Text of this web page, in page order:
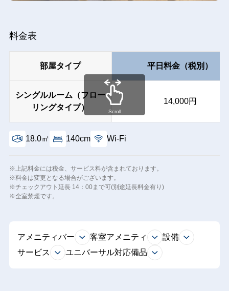
料金表
部屋タイプ 平日料金（税別）
シングルルーム（フロー
リングタイプ）
14,000円
Scroll
18.0㎡ 140cm Wi-Fi
※上記料金には税金、サービス料が含まれております。
※料金は変更となる場合がございます。
※チェックアウト延長 14：00まで可(別途延長料金有り)
※全室禁煙です。
アメニティバー 客室アメニティ
設備
サービス
ユニバーサル対応備品